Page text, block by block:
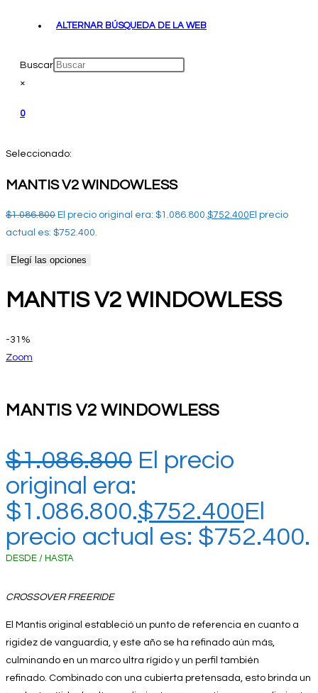
ALTERNAR BÚSQUEDA DE LA WEB
Buscar
×
0
Seleccionado:
MANTIS V2 WINDOWLESS
$1.086.800 El precio original era: $1.086.800.$752.400 El precio
actual es: $752.400.
Elegí las opciones
MANTIS V2 WINDOWLESS
-31%
Zoom
MANTIS V2 WINDOWLESS
$1.086.800 El precio
original era:
$1.086.800.$752.400El
precio actual es: $752.400.
DESDE / HASTA
CROSSOVER FREERIDE
El Mantis original estableció un punto de referencia en cuanto a
rigidez de vanguardia, y este año se ha refinado aún más,
culminando en un marco ultra rígido y un perfil también
refinado. Combinado con una cubierta pretensada, esto brinda un